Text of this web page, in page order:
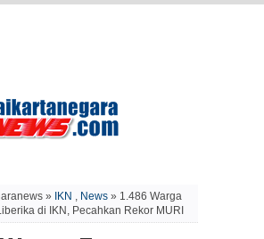
» IKN , News » 1.486 Warga
di IKN, Pecahkan Rekor MURI